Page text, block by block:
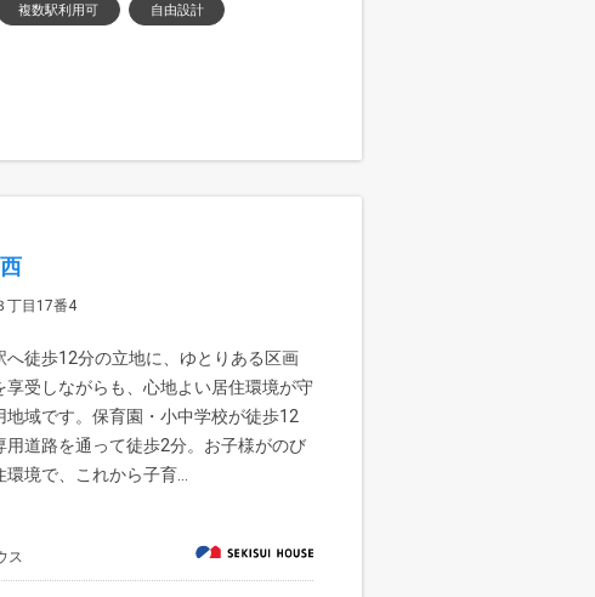
複数駅利用可 自由設計
丁目17番4
徒歩12分の立地に、ゆとりある区画
享受しながらも、心地よい居住環境が守
地域です。保育園・小中学校が徒歩12
道路を通って徒歩2分。お子様がのび
境で、これから子育...
ス